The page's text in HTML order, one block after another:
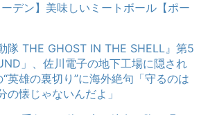
ーデン】美味しいミートボール【ポー
隊 THE GHOST IN THE SHELL』第5
」、佐川電子の地下工場に隠され
英雄の裏切り”に海外絶句「守るのは
の懐じゃないんだよ」